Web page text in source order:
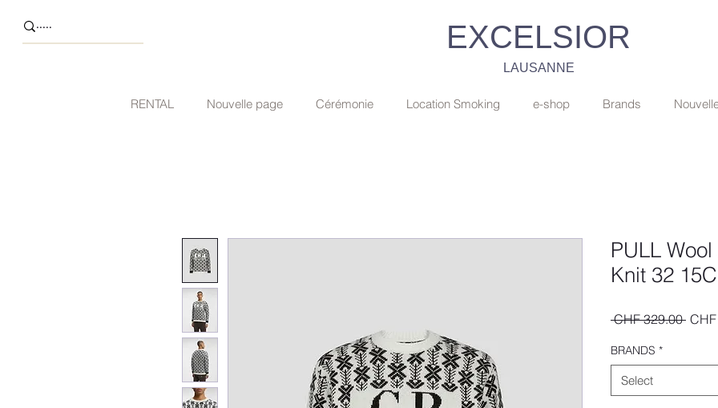
EXCELSIOR
LAUSANNE
RENTAL Nouvelle page Cérémonie Location Smoking e-shop Brands
PULL
Knit 32
CHF 329.00
BRANDS *
Select